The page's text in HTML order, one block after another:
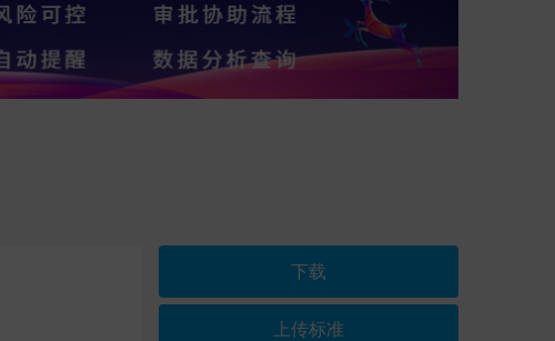
下载
上传标准